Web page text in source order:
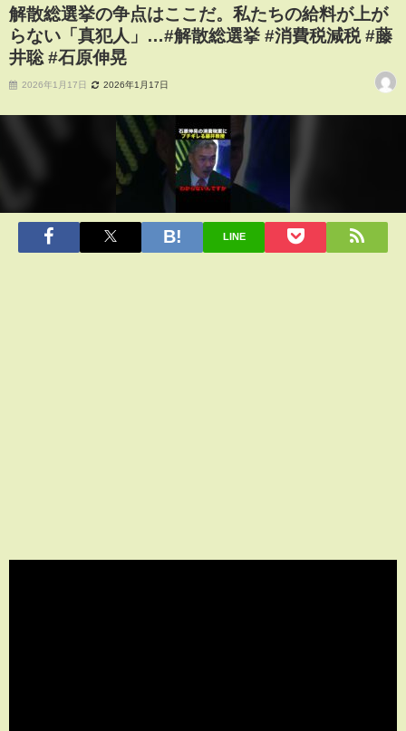
解散総選挙の争点はここだ。私たちの給料が上が
らない「真犯人」…#解散総選挙 #消費税減税 #藤
井聡 #石原伸晃
2026年1月17日 2026年1月17日
LINE